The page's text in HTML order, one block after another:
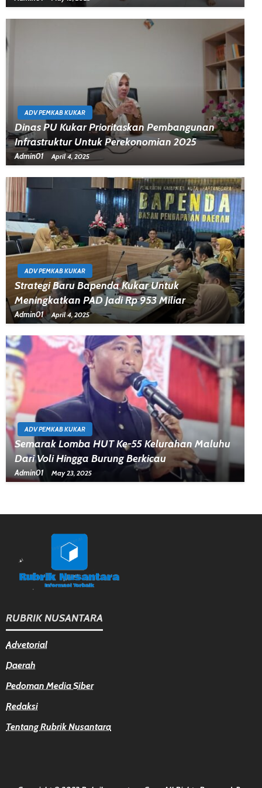
ADV PEMKAB KUKAR
Dinas PU Kukar Prioritaskan Pembangunan
Infrastruktur Untuk Perekonomian 2025
Admin01 April 4, 2025
ADV PEMKAB KUKAR
Strategi Baru Bapenda Kukar Untuk
Meningkatkan PAD Jadi Rp 953 Miliar
Admin01 April 4, 2025
ADV PEMKAB KUKAR
Semarak Lomba HUT Ke-55 Kelurahan Maluhu
Dari Voli Hingga Burung Berkicau
Admin01 May 23, 2025
RUBRIK NUSANTARA
Advetorial
Daerah
Pedoman Media Siber
Redaksi
Tentang Rubrik Nusantara